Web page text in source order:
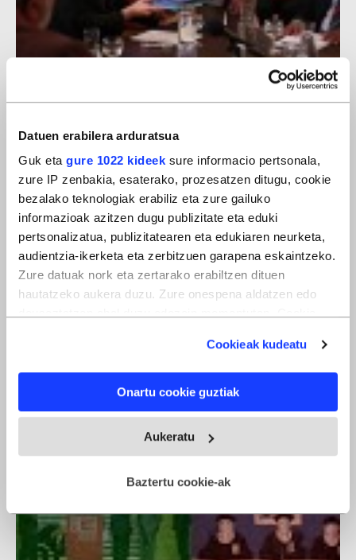
Datuen erabilera arduratsua
Guk eta gure 1022 kideek sure informacio pertsonala,
zure IP zenbakia, esaterako, prozesatzen ditugu, cookie
bezalako teknologiak erabiliz eta zure gailuko
informazioak azitzen dugu publizitate eta eduki
pertsonalizatua, publizitatearen eta edukiaren neurketa,
audientzia-ikerketa eta zerbitzuen garapena eskaintzeko.
Zure datuak nork eta zertarako erabiltzen dituen
hautatzeko aukera duzu. Zure onespena aldatzen edo
If you allow, we would also like to:
Collect information about your geographical location
which can be accurate to within several meters
Identify your device by actively scanning it for
and set your preferences in thedetails section
Webgune honek cookie propioak eta hirugarrenen cookie-
fitxategiak erabiltzen ditu. Zure esperientzia eta
Cookieak kudeatu
Onartu cookie guztiak
Aukeratu
Baztertu cookie-ak
ETAren armagabetzeari buruzko ekitaldi instituzionala